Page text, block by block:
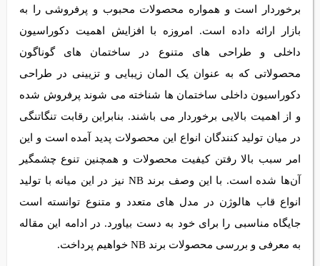
برخوردار است و همواره محصولات محبوب و پرفروشی را به بازار ارائه
داده است. امروزه با افزایش اهمیت دکوراسیون داخلی و طراحی
های متنوع در ساختمان های گوناگون محصولاتی که به عنوان یک
المان زیبایی و تزیینی در طراحی دکوراسیون داخلی ساختمان ها
شناخته می شوند پرفروش شده و از اهمیت بالایی برخوردار می
باشند. بنابراین رقابت تنگاتنگی در میان تولید کنندگان انواع این
محصولات پدید آمده است و این امر سبب بالا رفتن کیفیت
محصولات و همچنین تنوع چشمگیر آن‌ها شده است. با این وصف
برند NB نیز در این میانه با تولید انواع قاب هالوژن در مدل های
متعدد و متنوع توانسته است جایگاه مناسبی را برای خود به دست
بیاورد. در ادامه این مقاله به معرفی و بررسی محصولات برند NB
خواهیم پرداخت.